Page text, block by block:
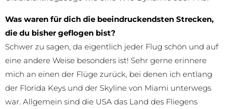
Was waren für dich die beeindruckendsten Strecken,
die du bisher geflogen bist?
Schwer zu sagen, da eigentlich jeder Flug schön und auf
eine andere Weise besonders ist! Sehr gerne erinnere
mich an einen der Flüge zurück, bei denen ich entlang
der Florida Keys und der Skyline von Miami unterwegs
war. Allgemein sind die USA das Land des Fliegens